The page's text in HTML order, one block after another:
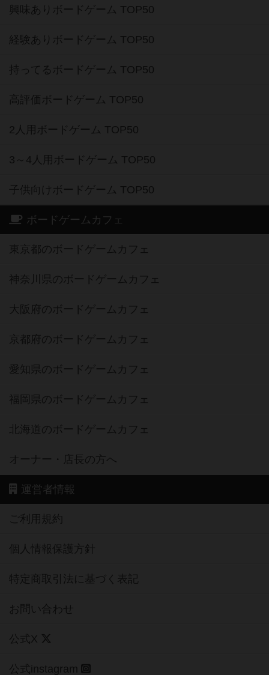
興味ありボードゲーム TOP50
経験ありボードゲーム TOP50
持ってるボードゲーム TOP50
高評価ボードゲーム TOP50
2人用ボードゲーム TOP50
3～4人用ボードゲーム TOP50
子供向けボードゲーム TOP50
ボードゲームカフェ
東京都のボードゲームカフェ
神奈川県のボードゲームカフェ
大阪府のボードゲームカフェ
京都府のボードゲームカフェ
愛知県のボードゲームカフェ
福岡県のボードゲームカフェ
北海道のボードゲームカフェ
オーナー・店長の方へ
運営者情報
ご利用規約
個人情報保護方針
特定商取引法に基づく表記
お問い合わせ
公式X
公式instagram